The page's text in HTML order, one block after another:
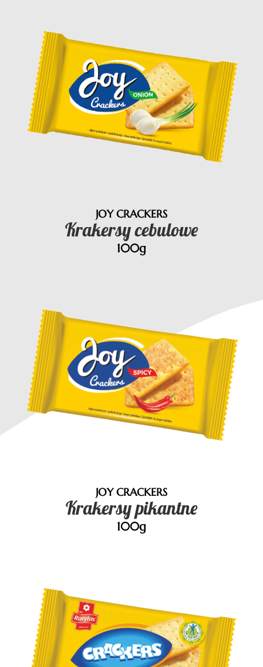
JOY CRACKERS
Krakersy cebulowe
100g
JOY CRACKERS
Krakersy pikantne
100g